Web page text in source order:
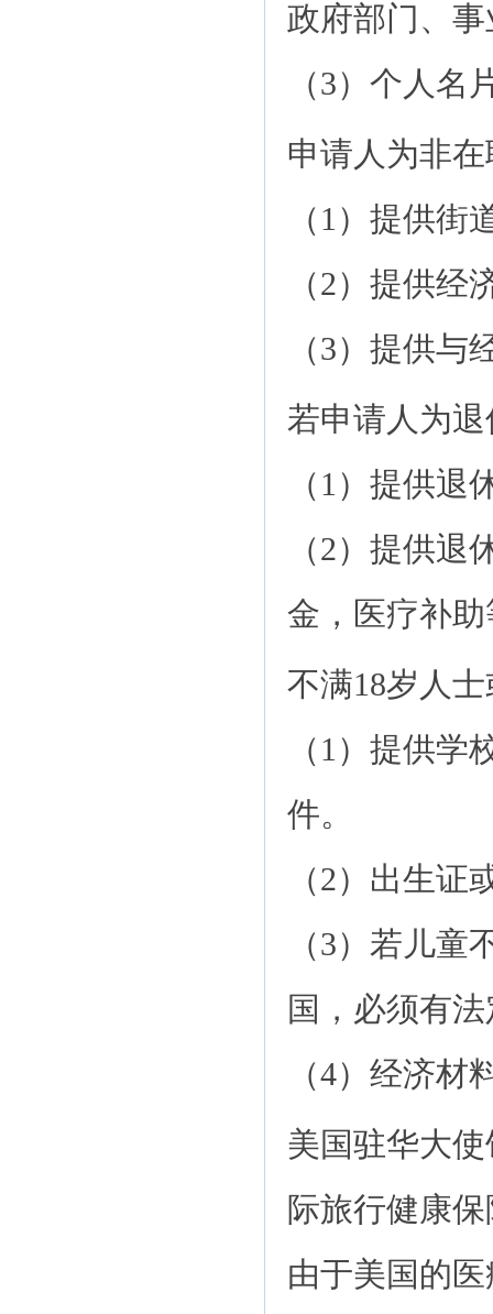
政府部门、
（3）个人名
申请人为非
（1）提供街
（2）提供
（3）提供与
若申请人为
（1）提供退
（2）提供
金，医疗补
不满18岁人
（1）提供
件。
（2）出生
（3）若儿
国，必须有
（4）经济
美国驻华大
际旅行健康
由于美国的